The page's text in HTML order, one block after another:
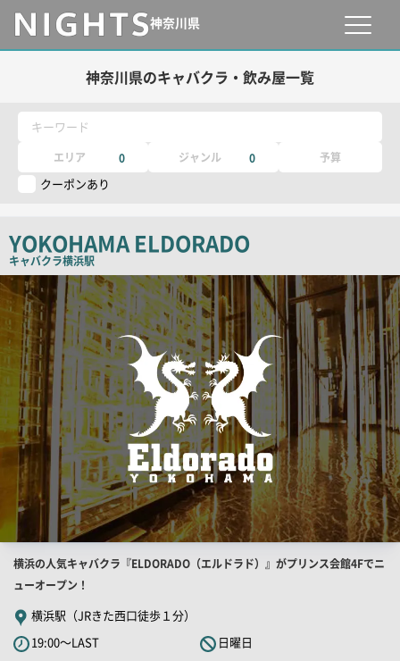
神奈川県
神奈川県のキャバクラ・飲み屋一覧
キーワード
エリア 0 ジャンル 0 予算
クーポンあり
YOKOHAMA ELDORADO
キャバクラ横浜駅
検
索
結
果
一
覧
用
画
像
店
舗
PR
キ
ャ
横浜の人気キャバクラ『ELDORADO（エルドラド）』がプリンス会館4Fでニ
ューオープン！
横浜駅（JRきた西口徒歩１分）
19:00～LAST
日曜日